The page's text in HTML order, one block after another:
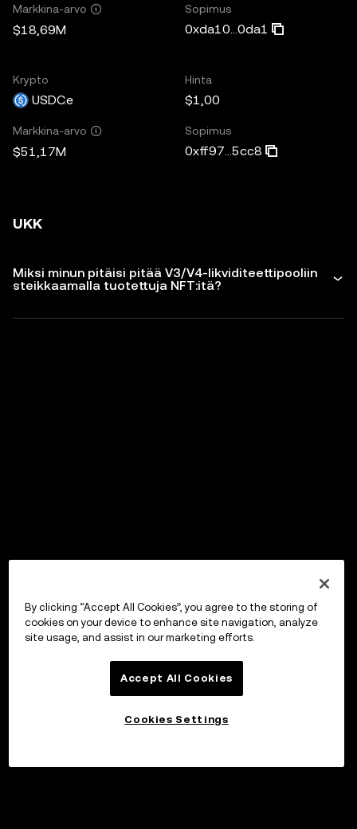
Markkina-arvo
$18,69M
Sopimus
0xda10...0da1
Krypto
USDC.e
Hinta
$1,00
Markkina-arvo
$51,17M
Sopimus
0xff97...5cc8
UKK
Miksi minun pitäisi pitää V3/V4-likviditeettipooliin
steikkaamalla tuotettuja NFT:itä?
By clicking “Accept All Cookies”, you agree to the storing of
cookies on your device to enhance site navigation, analyze
site usage, and assist in our marketing efforts.
Accept All Cookies
Cookies Settings